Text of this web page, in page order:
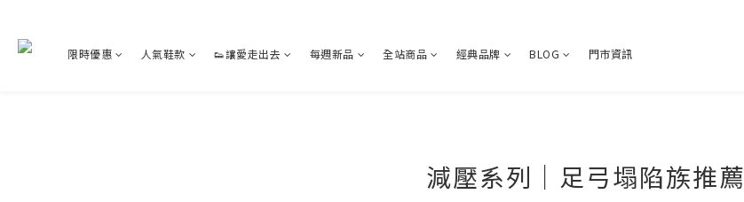
限時優惠 人氣鞋款 👟讓愛走出去 每週新品 全站商品 經典品牌 BLOG 門市資訊
減壓系列｜足弓塌陷族推薦